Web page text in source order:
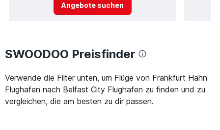
Angebote suchen
SWOODOO Preisfinder
Verwende die Filter unten, um Flüge von Frankfurt Hahn
Flughafen nach Belfast City Flughafen zu finden und zu
vergleichen, die am besten zu dir passen.